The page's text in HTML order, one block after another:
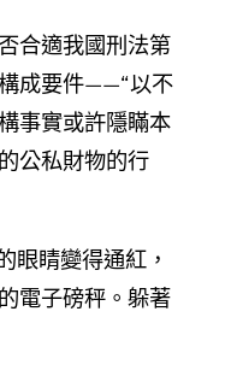
合適我國刑法第
成要件——“以不
事實或許隱瞞本
公私財物的行
眼睛變得通紅，
電子磅秤。躲著